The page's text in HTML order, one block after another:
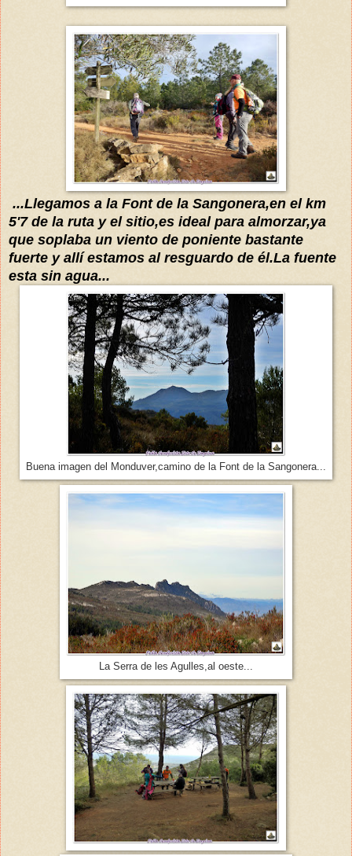
...Llegamos a la Font de la Sangonera,en el km
5'7 de la ruta y el sitio,es ideal para almorzar,ya
que soplaba un viento de poniente bastante
fuerte y allí estamos al resguardo de él.La fuente
esta sin agua...
Buena imagen del Monduver,camino de la Font de la Sangonera...
La Serra de les Agulles,al oeste...